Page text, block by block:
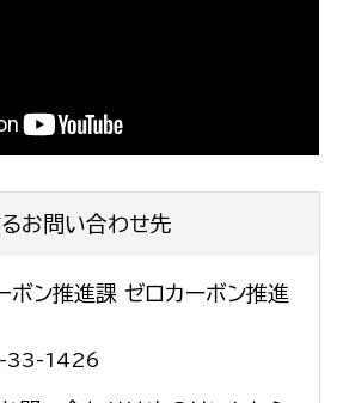
お問い合わせ先
ボン推進課 ゼロカーボン推進
33-1426